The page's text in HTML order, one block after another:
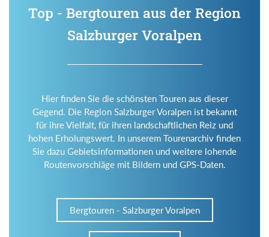
Top - Bergtouren aus der Region
Salzburger Voralpen
Hier finden Sie die schönsten Touren aus dieser
Gegend. Die Region Salzburger Voralpen ist bekannt
für ihre Vielfalt, für ihren landschaftlichen Reiz und
hohen Erholungswert. In unserem Tourenarchiv finden
Sie dazu Gebietsinformationen und weitere lohende
Routenvorschläge mit Bildern und GPS-Daten.
Bergtouren - Salzburger Voralpen